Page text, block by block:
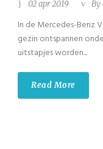
02 apr 2019 By
In de Mercedes-Benz
gezin ontspannen
uitstapjes worden...
Read More